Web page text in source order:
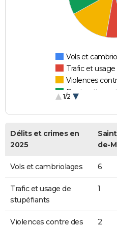
Vols et
Trafic et
Violences
Destructions et
1/2
Délits et crimes en
2025
de-
Vols et cambriolages 6
Trafic et usage de
stupéfiants
1
Violences contre des
2